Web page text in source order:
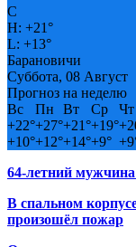
C
H: +21°
L: +13°
Барановичи
Суббота, 08 Август
Прогноз на неделю
Вс
Пн Вт Ср Чт
+22°+27°+21°+19°+
+10°+12°+14°+9° +
64-летний
В спальном
произошёл пожар